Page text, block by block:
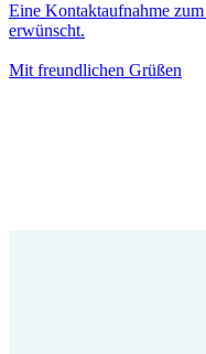
Eine Kontaktaufnahme
erwünscht.
Mit freundlichen Grüßen